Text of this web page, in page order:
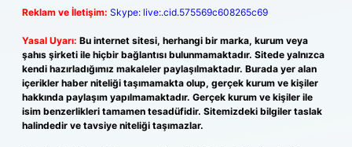
Reklam ve İletişim: Skype: live:.cid.575569c608265c69
Yasal Uyarı: Bu internet sitesi, herhangi bir marka, kurum veya
şahıs şirketi ile hiçbir bağlantısı bulunmamaktadır. Sitede yalnızca
kendi hazırladığımız makaleler paylaşılmaktadır. Burada yer alan
içerikler haber niteliği taşımamakta olup, gerçek kurum ve kişiler
hakkında paylaşım yapılmamaktadır. Gerçek kurum ve kişiler ile
isim benzerlikleri tamamen tesadüfidir. Sitemizdeki bilgiler taslak
halindedir ve tavsiye niteliği taşımazlar.